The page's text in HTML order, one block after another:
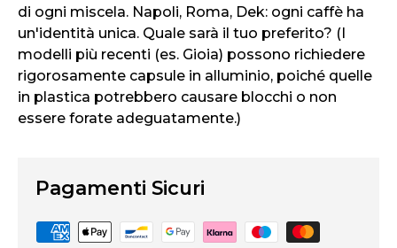
di ogni miscela. Napoli, Roma, Dek: ogni caffè ha
un'identità unica. Quale sarà il tuo preferito? (I
modelli più recenti (es. Gioia) possono richiedere
rigorosamente capsule in alluminio, poiché quelle
in plastica potrebbero causare blocchi o non
essere forate adeguatamente.)
Pagamenti Sicuri